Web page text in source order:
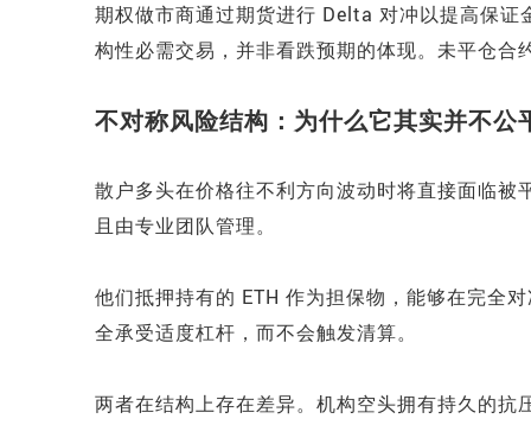
期权做市商通过期货进行 Delta 对冲以提高保
构性必需交易，并非看跌预期的体现。未平仓
不对称风险结构：为什么它其实并不公
散户多头在价格往不利方向波动时将直接面临
且由专业团队管理。
他们抵押持有的 ETH 作为担保物，能够在完全
全承受适度杠杆，而不会触发清算。
两者在结构上存在差异。机构空头拥有持久的